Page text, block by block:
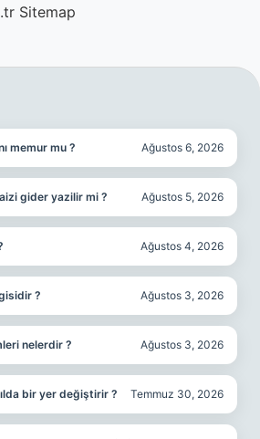
Sitemap
memur mu ? Ağustos 6, 2026
gider yazilir mi ? Ağustos 5, 2026
Ağustos 4, 2026
? Ağustos 3, 2026
nelerdir ? Ağustos 3, 2026
bir yer değiştirir ? Temmuz 30, 2026